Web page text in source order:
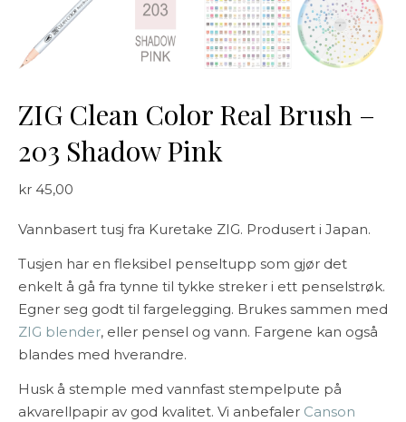
ZIG Clean Color Real Brush –
203 Shadow Pink
kr 45,00
Vannbasert tusj fra Kuretake ZIG. Produsert i Japan.
Tusjen har en fleksibel penseltupp som gjør det
enkelt å gå fra tynne til tykke streker i ett penselstrøk.
Egner seg godt til fargelegging. Brukes sammen med
ZIG blender, eller pensel og vann. Fargene kan også
blandes med hverandre.
Husk å stemple med vannfast stempelpute på
akvarellpapir av god kvalitet. Vi anbefaler Canson